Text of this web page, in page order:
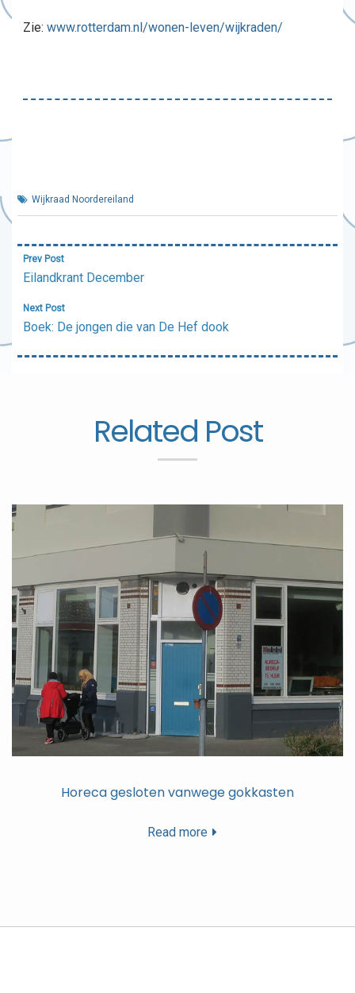
Zie: www.rotterdam.nl/wonen-leven/wijkraden/
Wijkraad Noordereiland
Bericht
navigatie
Prev Post
Eilandkrant December
Next Post
Boek: De jongen die van De Hef dook
Related Post
Horeca gesloten vanwege gokkasten
Read more